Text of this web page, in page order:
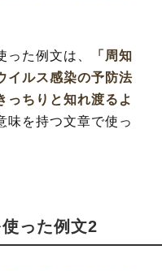
った例文は、
「周知
イルス感染の予防法
っちりと知れ渡るよ
味を持つ文章で使っ
った例文2